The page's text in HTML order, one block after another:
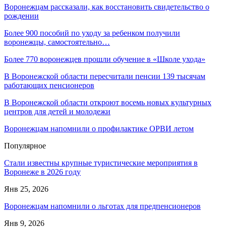
Воронежцам рассказали, как восстановить свидетельство о
рождении
Более 900 пособий по уходу за ребенком получили
воронежцы, самостоятельно…
Более 770 воронежцев прошли обучение в «Школе ухода»
В Воронежской области пересчитали пенсии 139 тысячам
работающих пенсионеров
В Воронежской области откроют восемь новых культурных
центров для детей и молодежи
Воронежцам напомнили о профилактике ОРВИ летом
Популярное
Стали известны крупные туристические мероприятия в
Воронеже в 2026 году
Янв 25, 2026
Воронежцам напомнили о льготах для предпенсионеров
Янв 9, 2026